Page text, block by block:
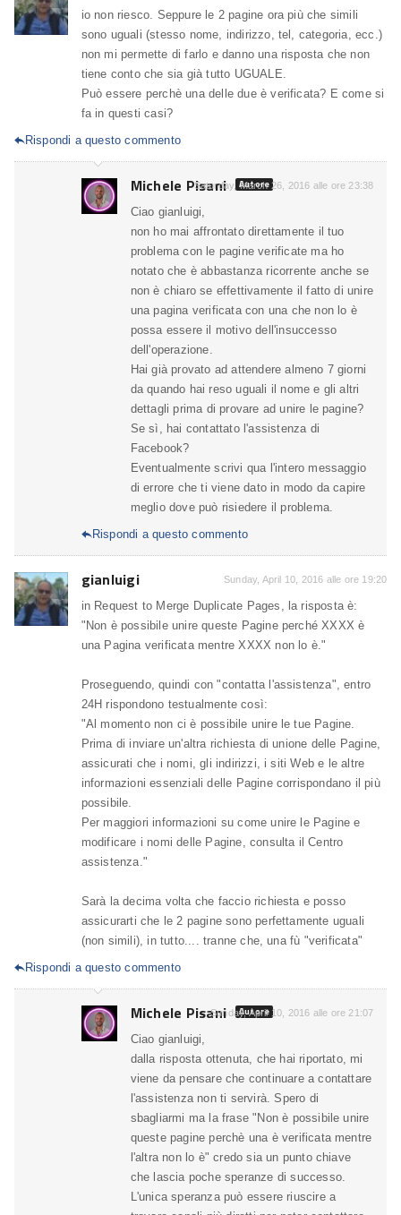
io non riesco. Seppure le 2 pagine ora più che simili
sono uguali (stesso nome, indirizzo, tel, categoria, ecc.)
non mi permette di farlo e danno una risposta che non
tiene conto che sia già tutto UGUALE.
Può essere perchè una delle due è verificata? E come si
fa in questi casi?
Rispondi a questo commento
Michele Pisani Autore
Saturday, March 26, 2016 alle ore 23:38
Ciao gianluigi,
non ho mai affrontato direttamente il tuo
problema con le pagine verificate ma ho
notato che è abbastanza ricorrente anche se
non è chiaro se effettivamente il fatto di unire
una pagina verificata con una che non lo è
possa essere il motivo dell'insuccesso
dell'operazione.
Hai già provato ad attendere almeno 7 giorni
da quando hai reso uguali il nome e gli altri
dettagli prima di provare ad unire le pagine?
Se sì, hai contattato l'assistenza di
Facebook?
Eventualmente scrivi qua l'intero messaggio
di errore che ti viene dato in modo da capire
meglio dove può risiedere il problema.
Rispondi a questo commento
gianluigi Sunday, April 10, 2016 alle ore 19:20
in Request to Merge Duplicate Pages, la risposta è:
"Non è possibile unire queste Pagine perché XXXX è
una Pagina verificata mentre XXXX non lo è."
Proseguendo, quindi con "contatta l'assistenza", entro
24H rispondono testualmente così:
"Al momento non ci è possibile unire le tue Pagine.
Prima di inviare un'altra richiesta di unione delle Pagine,
assicurati che i nomi, gli indirizzi, i siti Web e le altre
informazioni essenziali delle Pagine corrispondano il più
possibile.
Per maggiori informazioni su come unire le Pagine e
modificare i nomi delle Pagine, consulta il Centro
assistenza."
Sarà la decima volta che faccio richiesta e posso
assicurarti che le 2 pagine sono perfettamente uguali
(non simili), in tutto.... tranne che, una fù "verificata"
Rispondi a questo commento
Michele Pisani Autore
Sunday, April 10, 2016 alle ore 21:07
Ciao gianluigi,
dalla risposta ottenuta, che hai riportato, mi
viene da pensare che continuare a contattare
l'assistenza non ti servirà. Spero di
sbagliarmi ma la frase "Non è possibile unire
queste pagine perchè una è verificata mentre
l'altra non lo è" credo sia un punto chiave
che lascia poche speranze di successo.
L'unica speranza può essere riuscire a